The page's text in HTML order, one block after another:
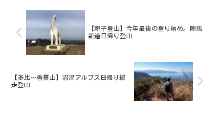
【親子登山】今年最後の登り納め。陣馬
新道日帰り登山
【多比～香貫山】沼津アルプス日帰り縦
走登山